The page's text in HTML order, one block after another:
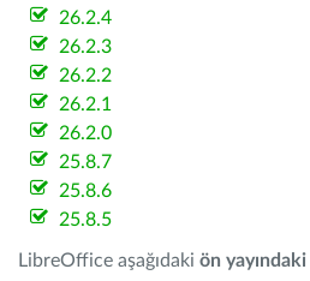
26.2.4
26.2.3
26.2.2
26.2.1
26.2.0
25.8.7
25.8.6
25.8.5
LibreOffice aşağıdaki ön yayındaki